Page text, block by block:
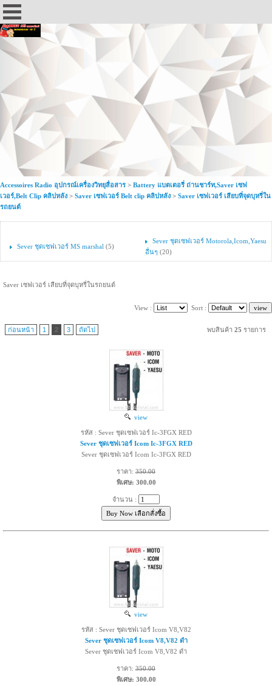
Accessoires Radio อุปกรณ์เครื่องวิทยุสื่อสาร > Battery แบตเตอรี่ ถ่านชาร์ท,Saver เซฟ
เวอร์,Belt Clip คลิปหลัง > Saver เซฟเวอร์ Belt clip คลิปหลัง > Saver เซฟเวอร์ เสียบที่จุดบุหรี่ใน
รถยนต์
Sever ชุดเซฟเวอร์ MS marshal (5)
Sever ชุดเซฟเวอร์ Motorola,Icom,Yaesu
อื่นๆ (20)
Saver เซฟเวอร์ เสียบที่จุดบุหรี่ในรถยนต์
View : Sort :
ก่อนหน้า 1 2 3 ถัดไป พบสินค้า 25 รายการ
view
รหัส : Sever ชุดเซฟเวอร์ Ic-3FGX RED
Sever ชุดเซฟเวอร์ Icom Ic-3FGX RED
Sever ชุดเซฟเวอร์ Icom Ic-3FGX RED
ราคา: 350.00
พิเศษ: 300.00
จำนวน :
view
รหัส : Sever ชุดเซฟเวอร์ Icom V8,V82
Sever ชุดเซฟเวอร์ Icom V8,V82 ดำ
Sever ชุดเซฟเวอร์ Icom V8,V82 ดำ
ราคา: 350.00
พิเศษ: 300.00